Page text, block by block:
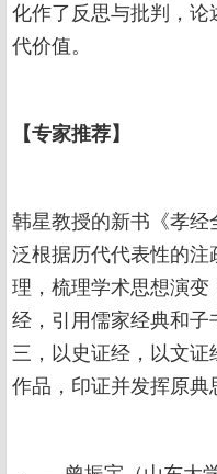
化作了反思与批判，论
代价值。
【专家推荐】
韩星教授的新书《孝
泛根据历代代表性的注
理，梳理学术思想演
经，引用儒家经典和
三，以史证经，以文
作品，印证并发挥原典